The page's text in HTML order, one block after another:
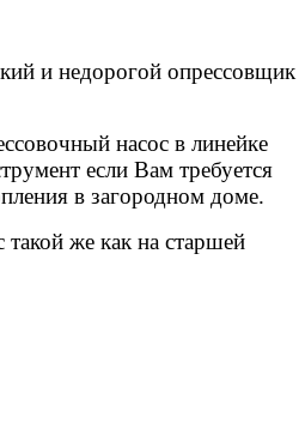
и недорогой опрессовщик
насос в линейке
если Вам требуется
в загородном доме.
же как на старшей